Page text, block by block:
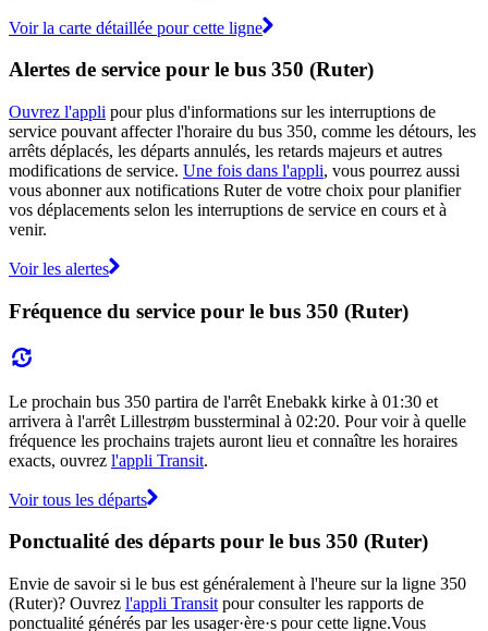
Voir la carte détaillée pour cette ligne
Alertes de service pour le bus 350 (Ruter)
Ouvrez l'appli pour plus d'informations sur les interruptions de
service pouvant affecter l'horaire du bus 350, comme les détours, les
arrêts déplacés, les départs annulés, les retards majeurs et autres
modifications de service. Une fois dans l'appli, vous pourrez aussi
vous abonner aux notifications Ruter de votre choix pour planifier
vos déplacements selon les interruptions de service en cours et à
venir.
Voir les alertes
Fréquence du service pour le bus 350 (Ruter)
Le prochain bus 350 partira de l'arrêt Enebakk kirke à 01:30 et
arrivera à l'arrêt Lillestrøm bussterminal à 02:20. Pour voir à quelle
fréquence les prochains trajets auront lieu et connaître les horaires
exacts, ouvrez l'appli Transit.
Voir tous les départs
Ponctualité des départs pour le bus 350 (Ruter)
Envie de savoir si le bus est généralement à l'heure sur la ligne 350
(Ruter)? Ouvrez l'appli Transit pour consulter les rapports de
ponctualité générés par les usager·ère·s pour cette ligne.Vous